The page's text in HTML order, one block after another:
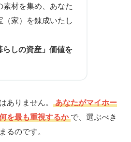
素材を集め、あなた
家）を錬成いたし
しの資産」価値を
ありません。
あなたがマイホー
を最も重視するか で、選ぶべき
るのです。